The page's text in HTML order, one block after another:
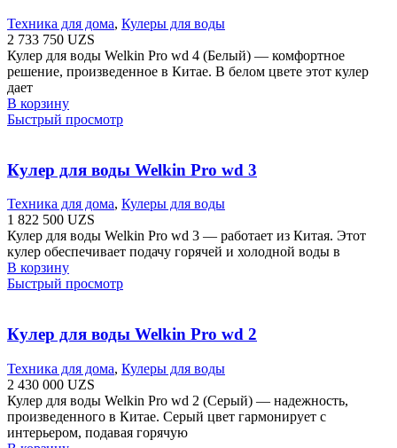
Техника для дома, Кулеры для воды
2 733 750 UZS
Кулер для воды Welkin Pro wd 4 (Белый) — комфортное
решение, произведенное в Китае. В белом цвете этот кулер
дает
В корзину
Быстрый просмотр
Кулер для воды Welkin Pro wd 3
Техника для дома, Кулеры для воды
1 822 500 UZS
Кулер для воды Welkin Pro wd 3 — работает из Китая. Этот
кулер обеспечивает подачу горячей и холодной воды в
В корзину
Быстрый просмотр
Кулер для воды Welkin Pro wd 2
Техника для дома, Кулеры для воды
2 430 000 UZS
Кулер для воды Welkin Pro wd 2 (Серый) — надежность,
произведенного в Китае. Серый цвет гармонирует с
интерьером, подавая горячую